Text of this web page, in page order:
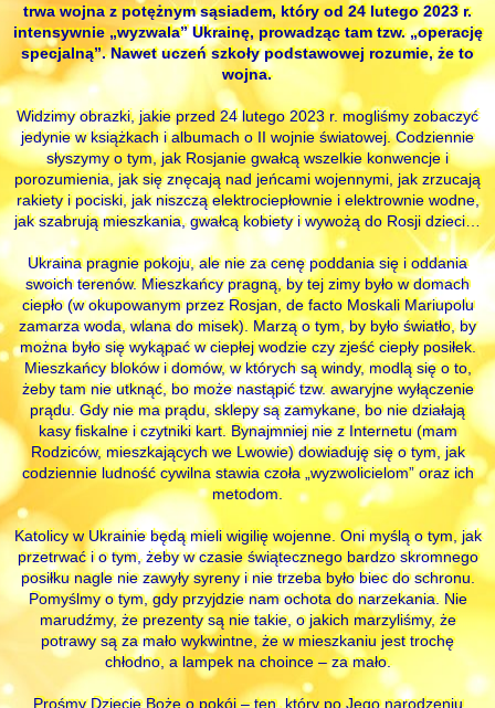
trwa wojna z potężnym sąsiadem, który od 24 lutego 2023 r.
intensywnie „wyzwala” Ukrainę, prowadząc tam tzw. „operację
specjalną”. Nawet uczeń szkoły podstawowej rozumie, że to
wojna.
Widzimy obrazki, jakie przed 24 lutego 2023 r. mogliśmy zobaczyć
jedynie w książkach i albumach o II wojnie światowej. Codziennie
słyszymy o tym, jak Rosjanie gwałcą wszelkie konwencje i
porozumienia, jak się znęcają nad jeńcami wojennymi, jak zrzucają
rakiety i pociski, jak niszczą elektrociepłownie i elektrownie wodne,
jak szabrują mieszkania, gwałcą kobiety i wywożą do Rosji dzieci…
Ukraina pragnie pokoju, ale nie za cenę poddania się i oddania
swoich terenów. Mieszkańcy pragną, by tej zimy było w domach
ciepło (w okupowanym przez Rosjan, de facto Moskali Mariupolu
zamarza woda, wlana do misek). Marzą o tym, by było światło, by
można było się wykąpać w ciepłej wodzie czy zjeść ciepły posiłek.
Mieszkańcy bloków i domów, w których są windy, modlą się o to,
żeby tam nie utknąć, bo może nastąpić tzw. awaryjne wyłączenie
prądu. Gdy nie ma prądu, sklepy są zamykane, bo nie działają
kasy fiskalne i czytniki kart. Bynajmniej nie z Internetu (mam
Rodziców, mieszkających we Lwowie) dowiaduję się o tym, jak
codziennie ludność cywilna stawia czoła „wyzwolicielom” oraz ich
metodom.
Katolicy w Ukrainie będą mieli wigilię wojenne. Oni myślą o tym, jak
przetrwać i o tym, żeby w czasie świątecznego bardzo skromnego
posiłku nagle nie zawyły syreny i nie trzeba było biec do schronu.
Pomyślmy o tym, gdy przyjdzie nam ochota do narzekania. Nie
marudźmy, że prezenty są nie takie, o jakich marzyliśmy, że
potrawy są za mało wykwintne, że w mieszkaniu jest trochę
chłodno, a lampek na choince – za mało.
Prośmy Dziecię Boże o pokój – ten, który po Jego narodzeniu